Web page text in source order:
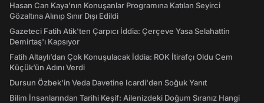
Hasan Can Kaya’nın Konuşanlar Programına Katılan Seyirci
Gözaltına Alınıp Sınır Dışı Edildi
Gazeteci Fatih Atik'ten Çarpıcı İddia: Çerçeve Yasa Selahattin
Demirtaş'ı Kapsıyor
Fatih Altaylı’dan Çok Konuşulacak İddia: ROK İtirafçı Oldu Cem
Küçük’ün Adını Verdi
Dursun Özbek'in Veda Davetine Icardi'den Soğuk Yanıt
Bilim İnsanlarından Tarihi Keşif: Ailenizdeki Doğum Sıranız Hangi